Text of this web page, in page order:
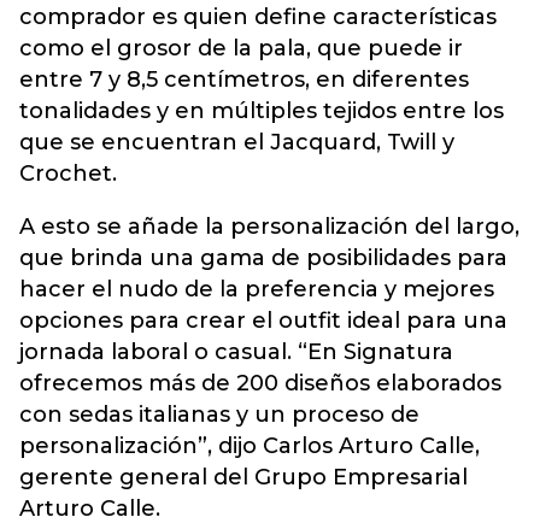
comprador es quien define características
como el grosor de la pala, que puede ir
entre 7 y 8,5 centímetros, en diferentes
tonalidades y en múltiples tejidos entre los
que se encuentran el Jacquard, Twill y
Crochet.
A esto se añade la personalización del largo,
que brinda una gama de posibilidades para
hacer el nudo de la preferencia y mejores
opciones para crear el outfit ideal para una
jornada laboral o casual. “En Signatura
ofrecemos más de 200 diseños elaborados
con sedas italianas y un proceso de
personalización”, dijo Carlos Arturo Calle,
gerente general del Grupo Empresarial
Arturo Calle.